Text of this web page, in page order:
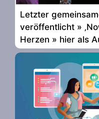
Letzter
veröffentlicht »
Herzen » hier als